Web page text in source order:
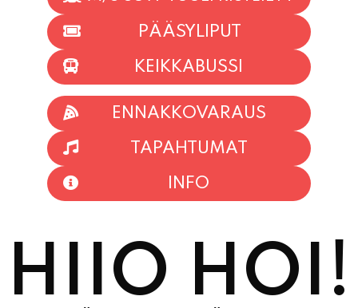
KEIKKABUSSI
ENNAKKOVARAUS
TAPAHTUMAT
INFO
HIIO HOI!
KESÄKAUSI 2026 KÄYNNISTYY
VAPPUAATTONA 30.4.2026 KLO